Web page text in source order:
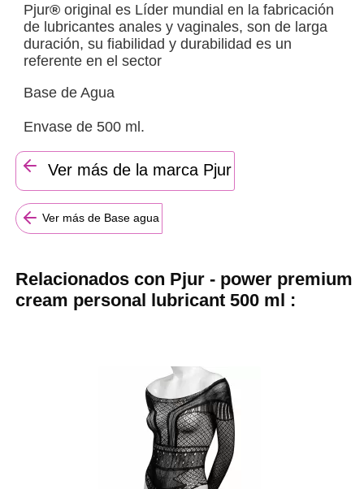
Pjur® original es Líder mundial en la fabricación
de lubricantes anales y vaginales, son de larga
duración, su fiabilidad y durabilidad es un
referente en el sector
Base de Agua
Envase de 500 ml.
Ver más de la marca Pjur
Ver más de Base agua
Relacionados con Pjur - power premium
cream personal lubricant 500 ml :